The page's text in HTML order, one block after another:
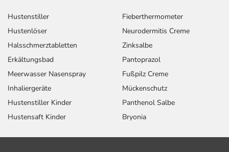
Hustenstiller
Hustenlöser
Halsschmerztabletten
Erkältungsbad
Meerwasser Nasenspray
Inhaliergeräte
Hustenstiller Kinder
Hustensaft Kinder
Fieberthermometer
Neurodermitis Creme
Zinksalbe
Pantoprazol
Fußpilz Creme
Mückenschutz
Panthenol Salbe
Bryonia